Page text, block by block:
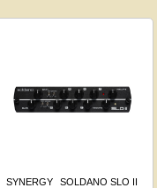
SYNERGY SOLDANO SLO II